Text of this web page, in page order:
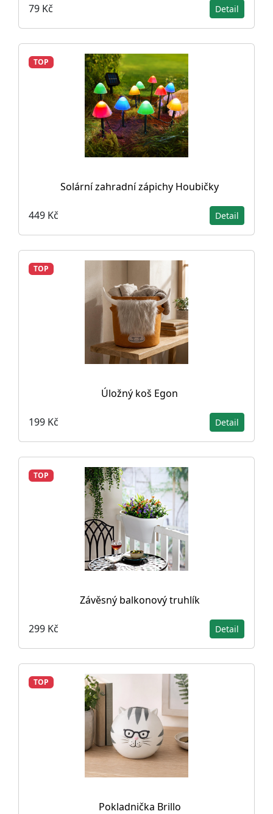
79 Kč Detail
TOP
Solární zahradní zápichy Houbičky
449 Kč Detail
TOP
Úložný koš Egon
199 Kč Detail
TOP
Závěsný balkonový truhlík
299 Kč Detail
TOP
Pokladnička Brillo